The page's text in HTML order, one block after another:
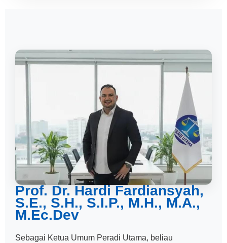
Prof. Dr. Hardi Fardiansyah,
S.E., S.H., S.I.P., M.H., M.A.,
M.Ec.Dev
Sebagai Ketua Umum Peradi Utama, beliau